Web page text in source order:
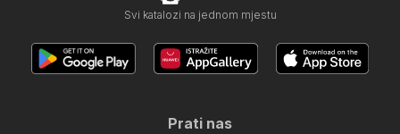
Svi katalozi na jednom mjestu
Prati nas